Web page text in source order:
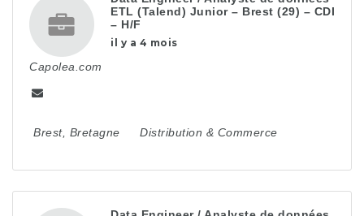
ETL (Talend) Junior – Brest (29) – CDI
– H/F
il y a 4 mois
Capolea.com
Brest, Bretagne Distribution & Commerce